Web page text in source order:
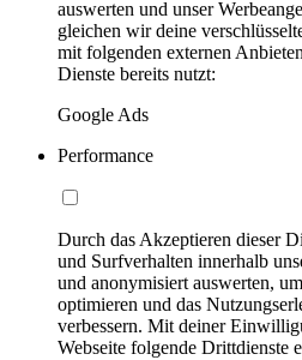
auswerten und unser
gleichen wir deine
mit folgenden externen
Dienste bereits nutzt:
Google Ads
Performance
Durch das Akzeptieren dieser
und Surfverhalten innerhalb
und anonymisiert auswerten,
optimieren und das
verbessern. Mit deiner
Webseite folgende Drittdienste